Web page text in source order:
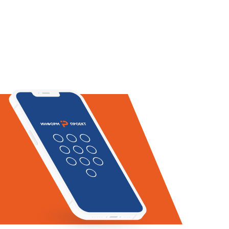
в виде эксплуатационных
посредством адекватной
и обслуживания.